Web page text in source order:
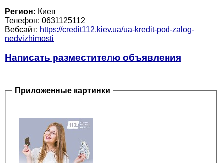
Регион: Киев
Телефон: 0631125112
Вебсайт: https://credit112.kiev.ua/ua-kredit-pod-zalog-
nedvizhimosti
Написать разместителю объявления
Приложенные картинки